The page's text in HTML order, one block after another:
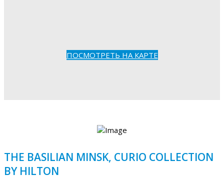
ПОСМОТРЕТЬ НА КАРТЕ
THE BASILIAN MINSK, CURIO COLLECTION
BY HILTON